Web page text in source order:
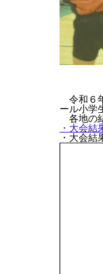
令和６
ール小学
各地の
・大会結
・大会